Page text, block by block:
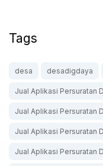
Tags
desa desadigdaya
Jual Aplikasi Persuratan
Jual Aplikasi Persuratan
Jual Aplikasi Persuratan
Jual Aplikasi Persuratan